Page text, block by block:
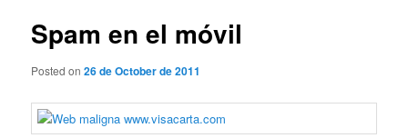
Spam en el móvil
Posted on26 de October de 2011